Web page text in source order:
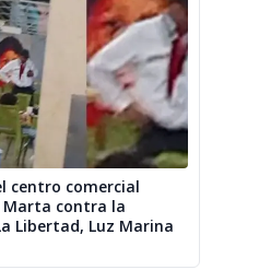
centro comercial
Marta contra la
Libertad, Luz Marina